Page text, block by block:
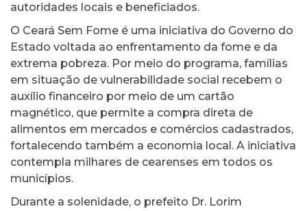
autoridades locais e beneficiados.
O Ceará Sem Fome é uma iniciativa do Governo do
Estado voltada ao enfrentamento da fome e da
extrema pobreza. Por meio do programa, famílias
em situação de vulnerabilidade social recebem o
auxílio financeiro por meio de um cartão
magnético, que permite a compra direta de
alimentos em mercados e comércios cadastrados,
fortalecendo também a economia local. A iniciativa
contempla milhares de cearenses em todos os
municípios.
Durante a solenidade, o prefeito Dr. Lorim